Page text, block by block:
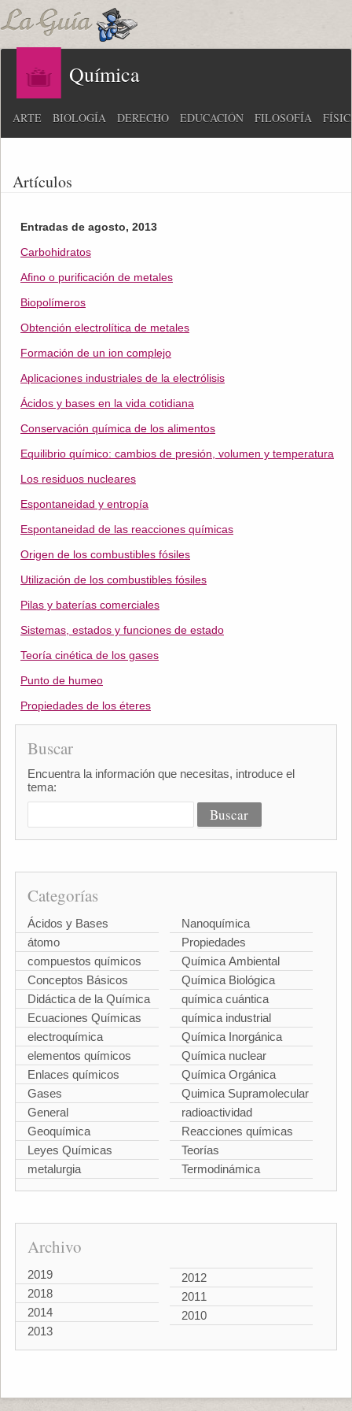
Química
ARTE BIOLOGÍA DERECHO EDUCACIÓN FILOSOFÍA
Artículos
Entradas de agosto, 2013
Carbohidratos
Afino o purificación de metales
Biopolímeros
Obtención electrolítica de metales
Formación de un ion complejo
Aplicaciones industriales de la electrólisis
Ácidos y bases en la vida cotidiana
Conservación química de los alimentos
Equilibrio químico: cambios de presión, volumen y temperatura
Los residuos nucleares
Espontaneidad y entropía
Espontaneidad de las reacciones químicas
Origen de los combustibles fósiles
Utilización de los combustibles fósiles
Pilas y baterías comerciales
Sistemas, estados y funciones de estado
Teoría cinética de los gases
Punto de humeo
Propiedades de los éteres
Buscar
Encuentra la información que necesitas, introduce el
tema:
Categorías
Ácidos y Bases
átomo
compuestos químicos
Conceptos Básicos
Didáctica de la Química
Ecuaciones Químicas
electroquímica
elementos químicos
Enlaces químicos
Gases
General
Geoquímica
Leyes Químicas
metalurgia
Nanoquímica
Propiedades
Química Ambiental
Química Biológica
química cuántica
química industrial
Química Inorgánica
Química nuclear
Química Orgánica
Quimica Supramolecular
radioactividad
Reacciones químicas
Teorías
Termodinámica
Archivo
2019
2018
2014
2013
2012
2011
2010